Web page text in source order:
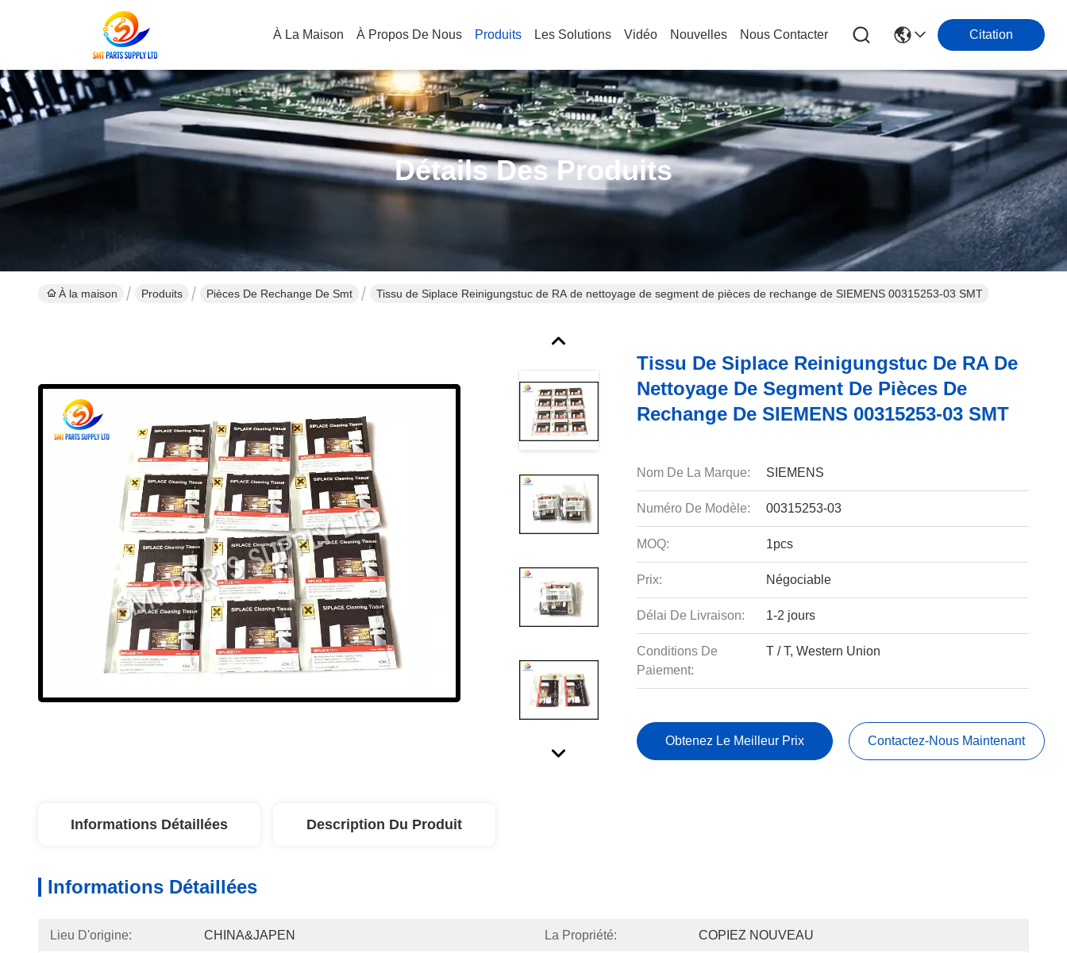
À La Maison À Propos De Nous Produits Les Solutions Vidéo Nouvelles Nous Contacter Citation
Détails Des Produits
À la maison Produits Pièces De Rechange De Smt Tissu de Siplace Reinigungstuc de RA de nettoyage de segment de pièces de rechange de SIEMENS 00315253-03 SMT
Tissu De Siplace Reinigungstuc De RA De
Nettoyage De Segment De Pièces De
Rechange De SIEMENS 00315253-03 SMT
Nom De La Marque: SIEMENS
Numéro De Modèle: 00315253-03
MOQ: 1pcs
Prix: Négociable
Délai De Livraison: 1-2 jours
Conditions De
Paiement:
T / T, Western Union
Obtenez Le Meilleur Prix Contactez-Nous Maintenant
Informations Détaillées Description Du Produit
Informations Détaillées
Lieu D'origine: CHINA&JAPEN La Propriété: COPIEZ NOUVEAU